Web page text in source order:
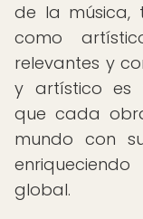
de la música,
como
relevantes y
y artístico es
que cada
mundo con
global.